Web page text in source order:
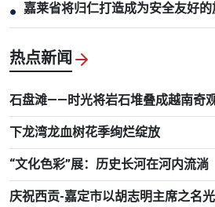
● 嘉莱省将归仁打造成为安全友好
热点新闻
石盘滩——时光将岩石堆叠成越南奇
下龙湾龙血树花季绚烂绽放
“文化色彩”展：历史长河在河内流淌
庆祝西贡-嘉定市以胡志明主席之名